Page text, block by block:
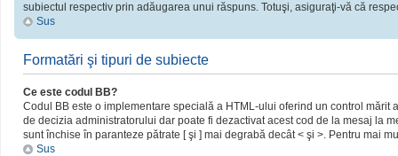
subiectul respectiv prin adăugarea unui răspuns. Totuşi, asiguraţi-vă că
Sus
Formatări şi tipuri de subiecte
Ce este codul BB?
Codul BB este o implementare specială a HTML-ului oferind un control
de decizia administratorului dar poate fi dezactivat acest cod de la mesaj la
sunt închise în paranteze pătrate [ şi ] mai degrabă decât < şi >. Pentru mai
Sus